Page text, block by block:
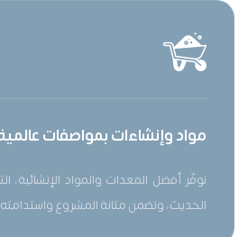
مواد وإنشاءات بمواصفات
نوفّر أفضل المعدات والمواد الإنشائية،
الحديث، وتضمن متانة المشروع